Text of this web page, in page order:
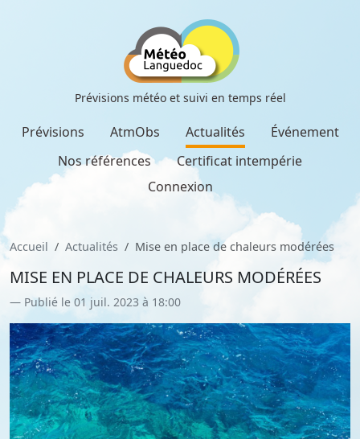
Prévisions météo et suivi en temps réel
Prévisions AtmObs Actualités
Événement
Nos références
Certificat intempérie
Connexion
Accueil Actualités Mise en place de chaleurs modérées
MISE EN PLACE DE CHALEURS MODÉRÉES
Publié le 01 juil. 2023 à 18:00